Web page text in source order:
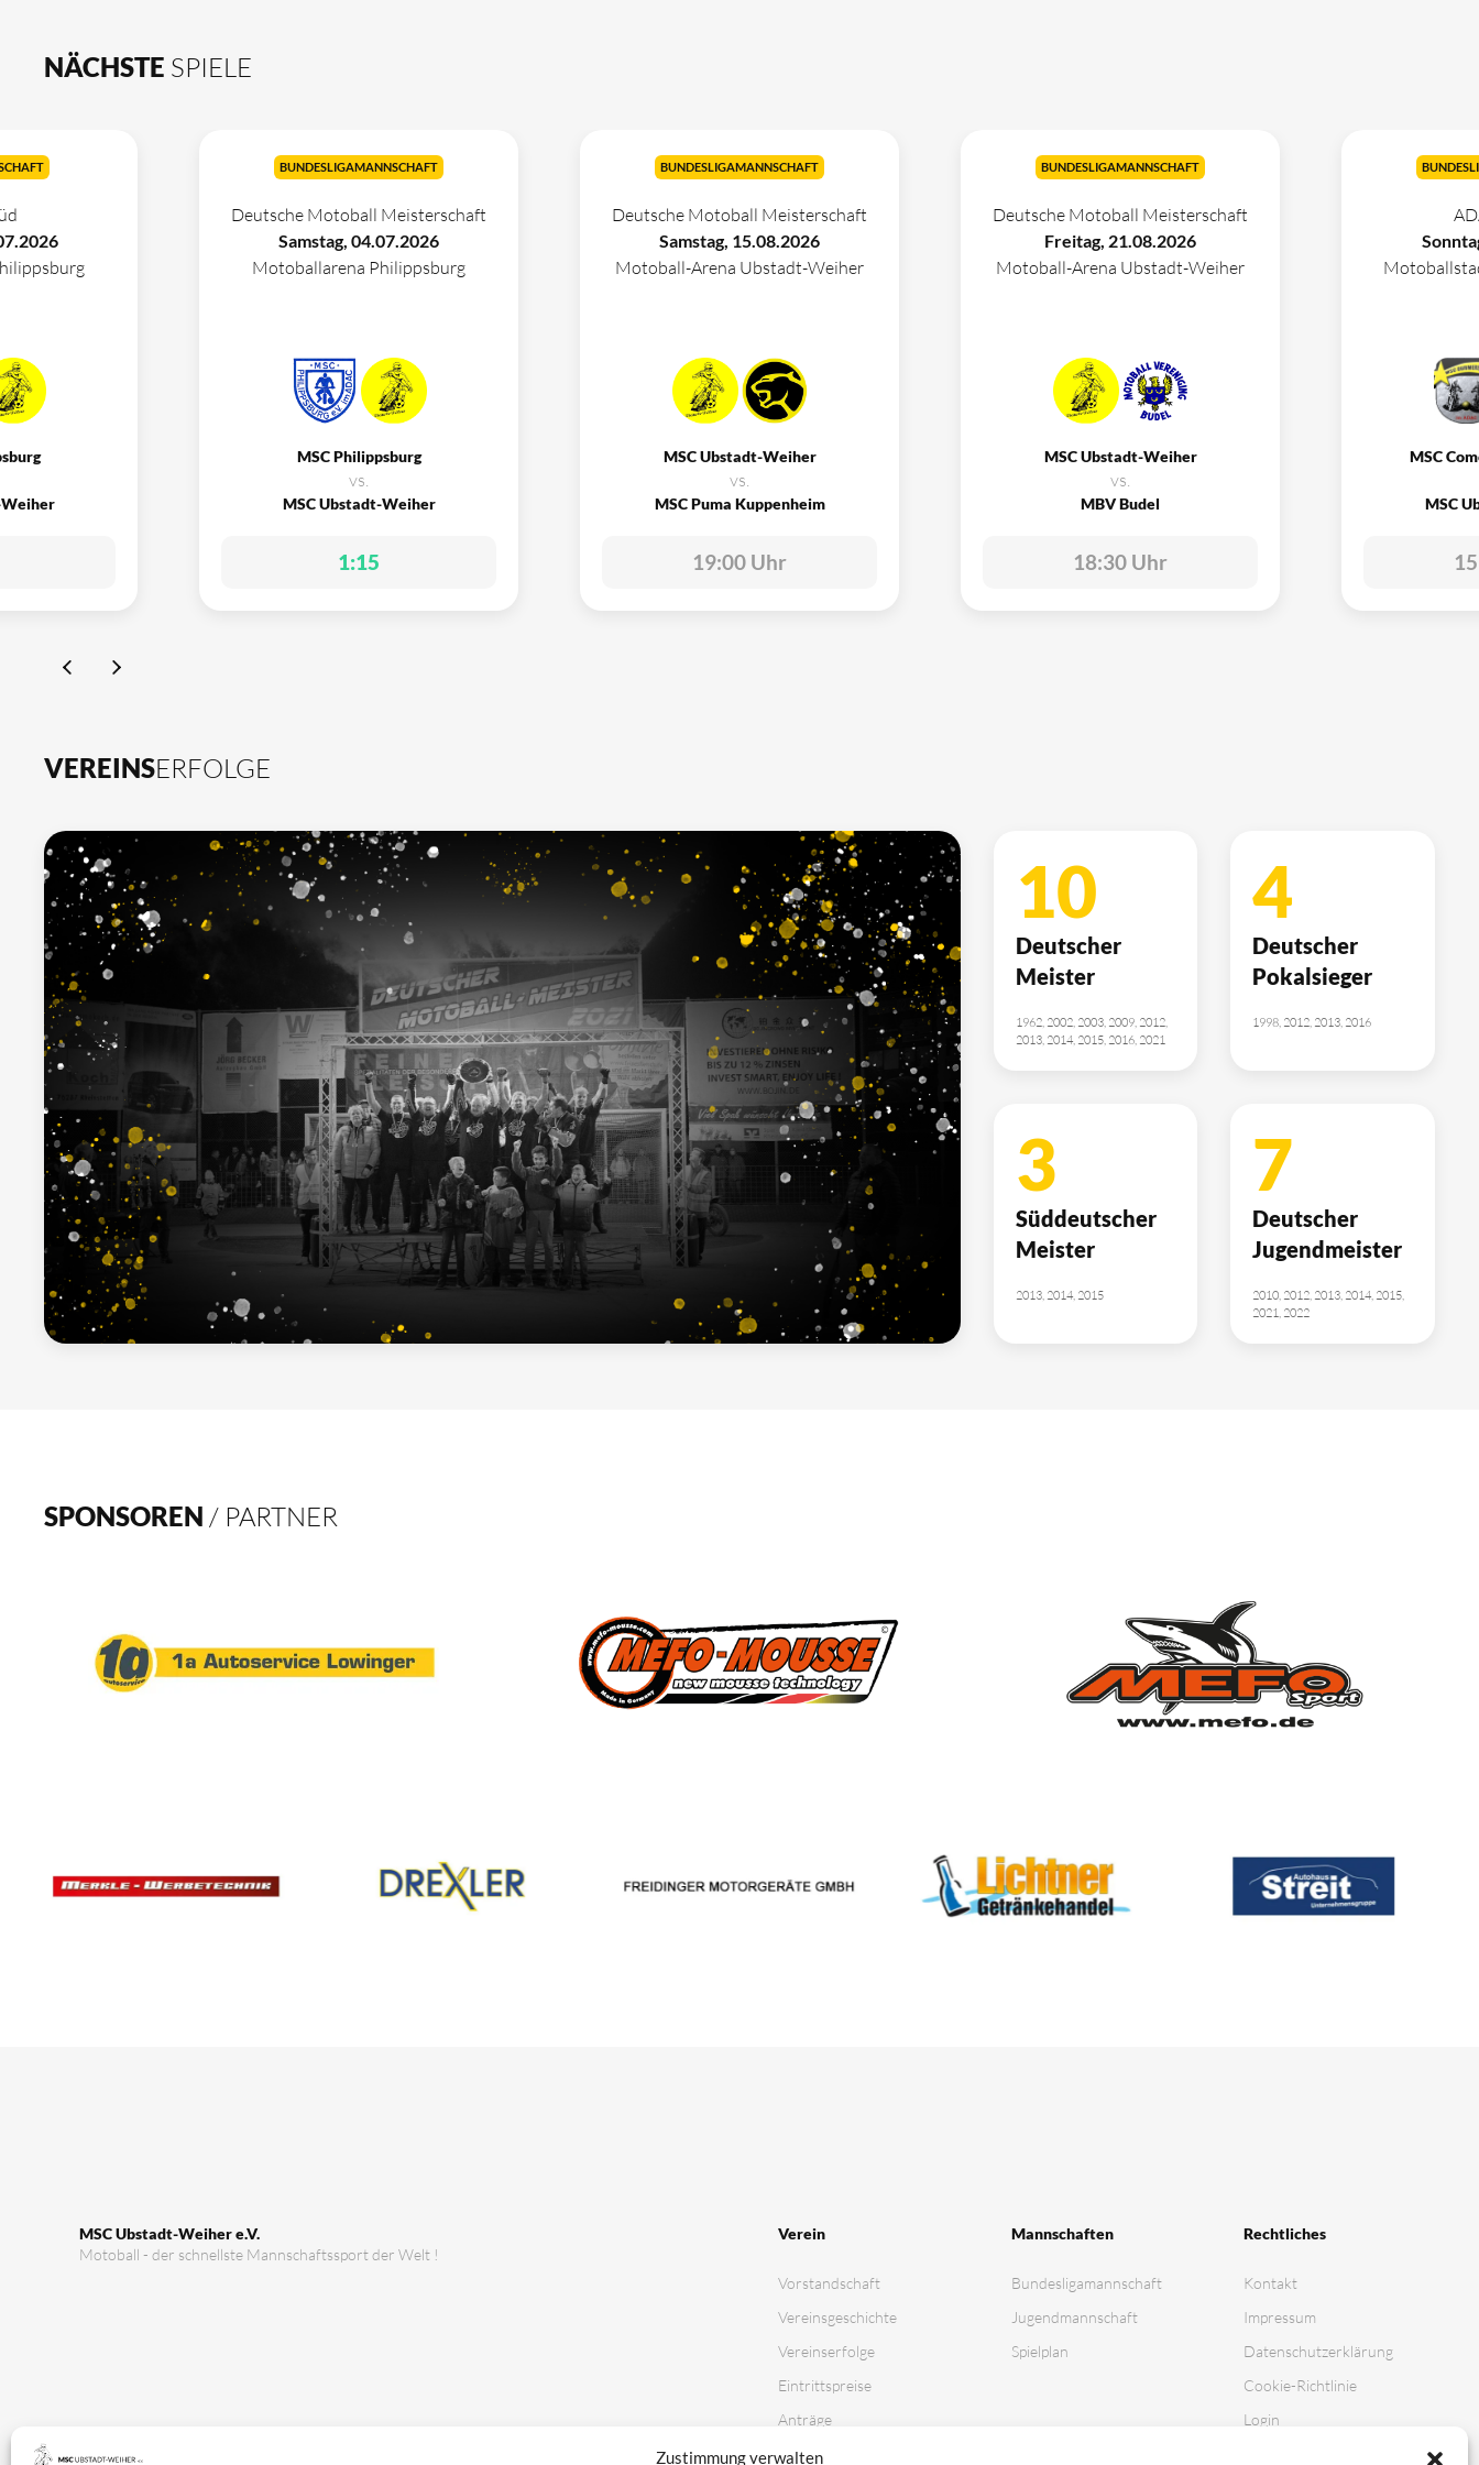
Zustimmung verwalten
NÄCHSTE SPIELE
BUNDESLIGAMANNSCHAFT
Deutsche Motoball Meisterschaft
Samstag, 04.07.2026
Motoballarena Philippsburg
MSC Philippsburg
vs.
MSC Ubstadt-Weiher
1:15
BUNDESLIGAMANNSCHAFT
Deutsche Motoball Meisterschaft
Samstag, 15.08.2026
Motoball-Arena Ubstadt-Weiher
MSC Ubstadt-Weiher
vs.
MSC Puma Kuppenheim
19:00 Uhr
BUNDESLIGAMANNSCHAFT
Deutsche Motoball Meisterschaft
Freitag, 21.08.2026
Motoball-Arena Ubstadt-Weiher
MSC Ubstadt-Weiher
vs.
MBV Budel
18:30 Uhr
MSC
MSC
VEREINSERFOLGE
10
Deutscher
Meister
1962, 2002, 2003, 2009, 2012,
2013, 2014, 2015, 2016, 2021
4
Deutscher
Pokalsieger
1998, 2012, 2013, 2016
3
Süddeutscher
Meister
2013, 2014, 2015
7
Deutscher
Jugendmeister
2010, 2012, 2013, 2014, 2015,
2021, 2022
SPONSOREN / PARTNER
MSC Ubstadt-Weiher e.V.
Motoball - der schnellste Mannschaftssport der Welt !
Verein
Vorstandschaft
Vereinsgeschichte
Vereinserfolge
Eintrittspreise
Anträge
Partner & Sponsoren
Mannschaften
Bundesligamannschaft
Jugendmannschaft
Spielplan
Rechtliches
Kontakt
Impressum
Datenschutz­erklärung
Cookie-Richtlinie
Login